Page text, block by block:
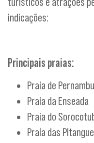
indicações:
Principais praias:
Praia de
Praia da Enseada
Praia do
Praia das